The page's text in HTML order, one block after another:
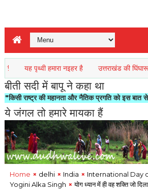
हमारा नइहर है उत्तराखंड की घिंघारू प्रकृति की
बीती सदी में बापू ने कहा था
और नैतिक प्रगति को इस बात से मापा जाता है
ये जंगल तो हमारे मायका हैं
Home delhi India
International Day
Yogini Alka Singh
योग ध्यान में ही वह शक्ति जो